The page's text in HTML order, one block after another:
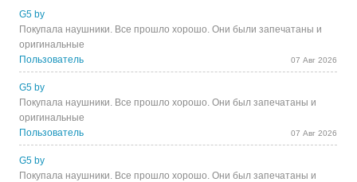
G5 by
Покупала наушники. Все прошло хорошо. Они были запечатаны и
оригинальные
Пользователь
07 Авг 2026
G5 by
Покупала наушники. Все прошло хорошо. Они был запечатаны и
оригинальные
Пользователь
07 Авг 2026
G5 by
Покупала наушники. Все прошло хорошо. Они был запечатаны и